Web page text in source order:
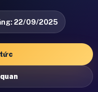
22/09/2025
tức